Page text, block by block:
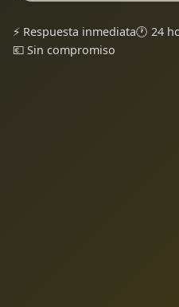
⚡ Respuesta inmediata🕐 24
💶 Sin compromiso